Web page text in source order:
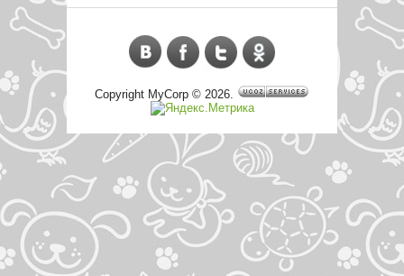
Copyright MyCorp © 2026